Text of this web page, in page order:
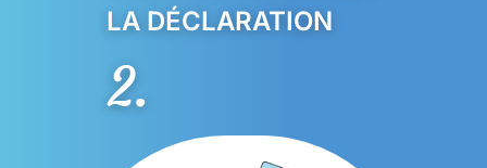
LA DÉCLARATION
2.